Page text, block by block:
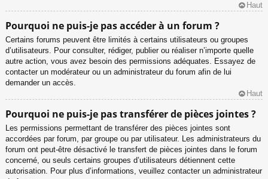
Haut
Pourquoi ne puis-je pas accéder à un forum ?
Certains forums peuvent être limités à certains utilisateurs ou groupes
d’utilisateurs. Pour consulter, rédiger, publier ou réaliser n’importe quelle
autre action, vous avez besoin des permissions adéquates. Essayez de
contacter un modérateur ou un administrateur du forum afin de lui
demander un accès.
Haut
Pourquoi ne puis-je pas transférer de pièces jointes ?
Les permissions permettant de transférer des pièces jointes sont
accordées par forum, par groupe ou par utilisateur. Les administrateurs du
forum ont peut-être désactivé le transfert de pièces jointes dans le forum
concerné, ou seuls certains groupes d’utilisateurs détiennent cette
autorisation. Pour plus d’informations, veuillez contacter un administrateur